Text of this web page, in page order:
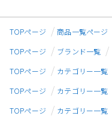
TOPページ 商品一覧ページ
TOPページ
ブランド一覧
TOPページ
カテゴリー一覧
TOPページ
カテゴリー一覧
TOPページ
カテゴリー一覧